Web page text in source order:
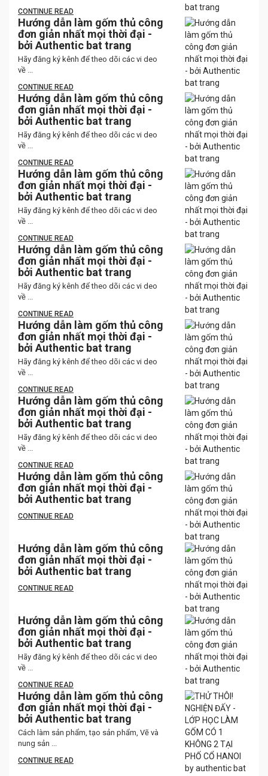
CONTINUE READ
Hướng dẫn làm gốm thủ công
đơn giản nhất mọi thời đại -
bởi Authentic bat trang
Hãy đăng ký kênh để theo dõi các vi deo
về ...
CONTINUE READ
Hướng dẫn làm gốm thủ công
đơn giản nhất mọi thời đại -
bởi Authentic bat trang
Hãy đăng ký kênh để theo dõi các vi deo
về ...
CONTINUE READ
Hướng dẫn làm gốm thủ công
đơn giản nhất mọi thời đại -
bởi Authentic bat trang
Hãy đăng ký kênh để theo dõi các vi deo
về ...
CONTINUE READ
Hướng dẫn làm gốm thủ công
đơn giản nhất mọi thời đại -
bởi Authentic bat trang
Hãy đăng ký kênh để theo dõi các vi deo
về ...
CONTINUE READ
Hướng dẫn làm gốm thủ công
đơn giản nhất mọi thời đại -
bởi Authentic bat trang
Hãy đăng ký kênh để theo dõi các vi deo
về ...
CONTINUE READ
Hướng dẫn làm gốm thủ công
đơn giản nhất mọi thời đại -
bởi Authentic bat trang
Hãy đăng ký kênh để theo dõi các vi deo
về ...
CONTINUE READ
Hướng dẫn làm gốm thủ công
đơn giản nhất mọi thời đại -
bởi Authentic bat trang
CONTINUE READ
Hướng dẫn làm gốm thủ công
đơn giản nhất mọi thời đại -
bởi Authentic bat trang
CONTINUE READ
Hướng dẫn làm gốm thủ công
đơn giản nhất mọi thời đại -
bởi Authentic bat trang
Hãy đăng ký kênh để theo dõi các vi deo
về ...
CONTINUE READ
Hướng dẫn làm gốm thủ công
đơn giản nhất mọi thời đại -
bởi Authentic bat trang
Cách làm sản phẩm, tạo sản phẩm, Vẽ và
nung sản ...
CONTINUE READ